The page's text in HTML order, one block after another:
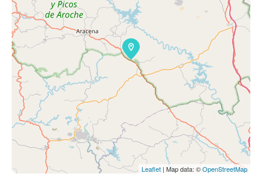
Leaflet | Map data: ©OpenStreetMap